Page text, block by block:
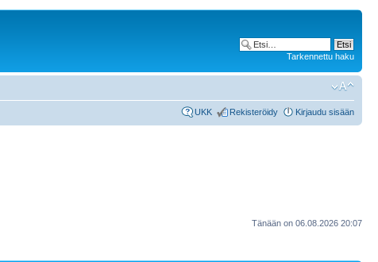
Tarkennettu haku
UKK Rekisteröidy Kirjaudu sisään
Tänään on 06.08.2026 20:07